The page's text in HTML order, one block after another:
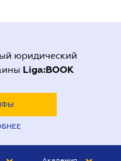
юридический
Liga:BOOK